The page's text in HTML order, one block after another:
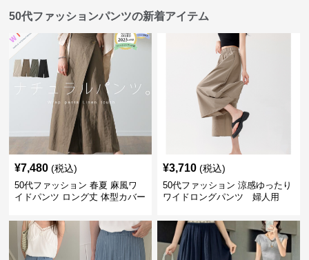
50代ファッションパンツの新着アイテム
¥7,480 (税込)
50代ファッション 春夏 麻風ワ
イドパンツ ロング丈 体型カバー
¥3,710 (税込)
50代ファッション 涼感ゆったり
ワイドロングパンツ 婦人用